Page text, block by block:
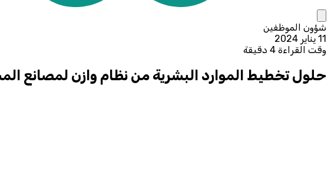
شؤون الموظفين
11 يناير 2024
وقت القراءة 4 دقيقة
حلول تخطيط الموارد البشرية من نظام وازن لمصانع